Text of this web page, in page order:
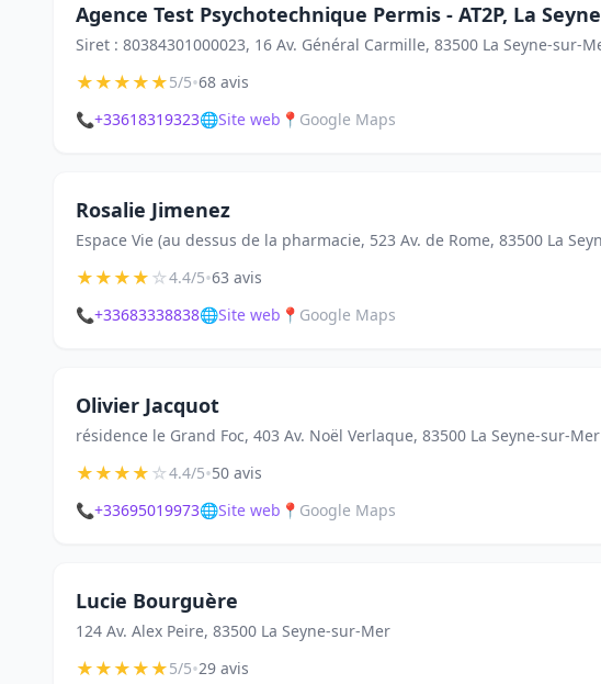
Agence Test Psychotechnique Permis - AT2P, La Seyne
Siret : 80384301000023, 16 Av. Général Carmille, 83500 La Seyne-sur-
★★★★★5/5•68 avis
📞+33618319323🌐Site web 📍 Google Maps
Rosalie Jimenez
Espace Vie (au dessus de la pharmacie, 523 Av. de Rome, 83500 La
★★★★☆4.4/5•63 avis
📞+33683338838🌐Site web 📍 Google Maps
Olivier Jacquot
résidence le Grand Foc, 403 Av. Noël Verlaque, 83500 La Seyne-sur-Mer
★★★★☆4.4/5•50 avis
📞+33695019973🌐Site web 📍 Google Maps
Lucie Bourguère
124 Av. Alex Peire, 83500 La Seyne-sur-Mer
★★★★★5/5•29 avis